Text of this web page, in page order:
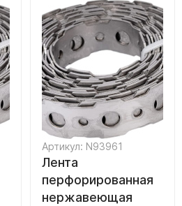
Артикул: N93961
Лента
перфорированная
нержавеющая